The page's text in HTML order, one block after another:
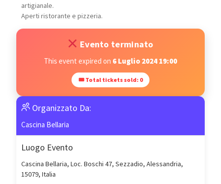
artigianale.
Aperti ristorante e pizzeria.
Evento terminato
This event expired on 6 Luglio 2024 19:00
🎟 Total tickets sold: 0
Organizzato Da:
Cascina Bellaria
Luogo Evento
Cascina Bellaria, Loc. Boschi 47, Sezzadio, Alessandria,
15079, Italia